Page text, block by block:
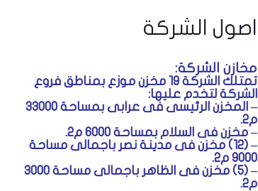
اصول الشركة
مخازن الشركة:
تمتلك الشركة 19 مخزن موزع بمناطق فروع
الشركة لتخدم عليها:
– المخزن الرئيسى فى عرابى بمساحة 33000
م2.
– مخزن فى السلام بمساحة 6000 م2.
– (12) مخزن فى مدينة نصر باجمالى مساحة
9000 م2.
– (5) مخزن فى الظاهر باجمالى مساحة 3000
م2.